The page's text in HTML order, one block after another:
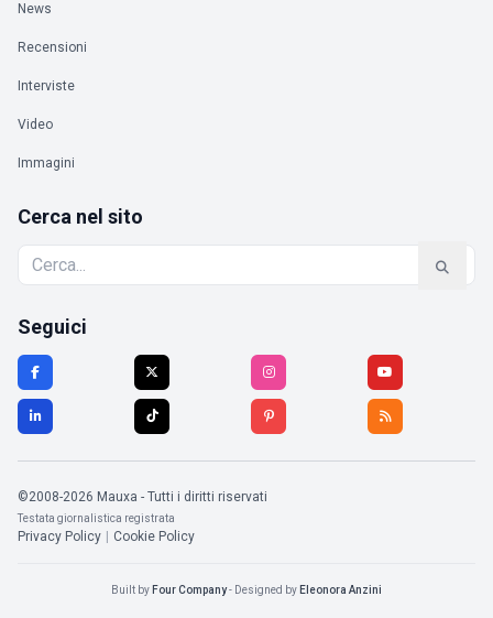
News
Recensioni
Interviste
Video
Immagini
Cerca nel sito
Seguici
©2008-2026 Mauxa - Tutti i diritti riservati
Testata giornalistica registrata
Privacy Policy Cookie Policy
Built by Four Company- Designed by Eleonora Anzini